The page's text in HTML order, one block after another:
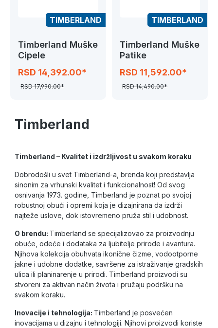
TIMBERLAND
Timberland Muške
Cipele
RSD 14,392.00*
RSD 17,990.00*
TIMBERLAND
Timberland Muške
Patike
RSD 11,592.00*
RSD 14,490.00*
Timberland
Timberland – Kvalitet i izdržljivost u svakom koraku
Dobrodošli u svet Timberland-a, brenda koji predstavlja
sinonim za vrhunski kvalitet i funkcionalnost! Od svog
osnivanja 1973. godine, Timberland je poznat po svojoj
robustnoj obući i opremi koja je dizajnirana da izdrži
najteže uslove, dok istovremeno pruža stil i udobnost.
O brendu: Timberland se specijalizovao za proizvodnju
obuće, odeće i dodataka za ljubitelje prirode i avantura.
Njihova kolekcija obuhvata ikonične čizme, vodootporne
jakne i udobne dodatke, savršene za istraživanje gradskih
ulica ili planinarenje u prirodi. Timberland proizvodi su
stvoreni za aktivan način života i pružaju podršku na
svakom koraku.
Inovacije i tehnologija: Timberland je posvećen
inovacijama u dizajnu i tehnologiji. Njihovi proizvodi koriste